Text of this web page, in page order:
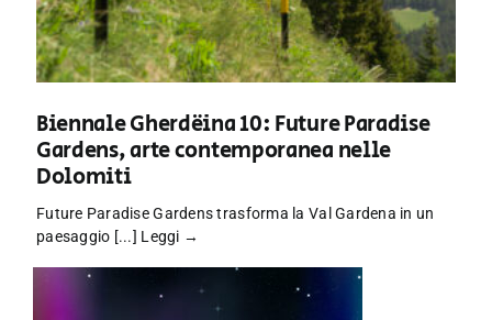
Biennale Gherdëina 10: Future Paradise
Gardens, arte contemporanea nelle
Dolomiti
Future Paradise Gardens trasforma la Val Gardena in un
paesaggio [...] Leggi →